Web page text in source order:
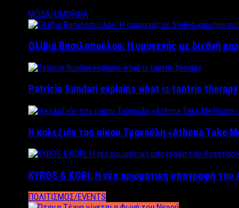
ΜΟΔΑ/ΟΜΟΡΦΙΑ
Ολίβια Βασιλοπούλου: Η ομογενής με διεθνή
Patricia Sundari explains what is tantric therapy
Η κολεξιόν του οίκου Τρανούλη «Athena Take
KYROS & KORI: Η νέα αρωματική υπογραφή
ΠΟΛΙΤΙΣΜΟΣ/EVENTS